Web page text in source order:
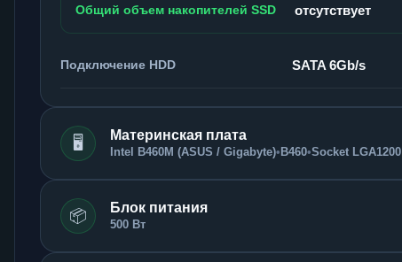
Общий объем накопителей SSD отсутствует
Подключение HDD SATA 6Gb/s
🖥️ Материнская плата
Intel B460M (ASUS / Gigabyte)• B460•Socket LGA1200
📦 Блок питания
500 Вт